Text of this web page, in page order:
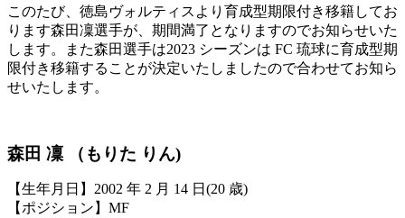
このたび、徳島ヴォルティスより育成型期限付き移籍してお
ります森田凜選手が、期間満了となりますのでお知らせいた
します。また森田選手は2023 シーズンは FC 琉球に育成型期
限付き移籍することが決定いたしましたので合わせてお知ら
せいたします。
森田 凜 （もりた りん)
【生年月日】2002 年 2 月 14 日(20 歳)
【ポジション】MF